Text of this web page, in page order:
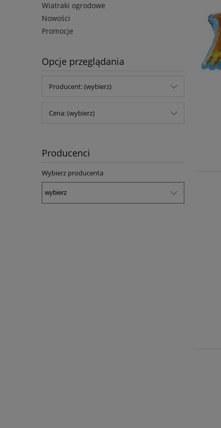
Wiatraki ogrodowe
Nowości
Promocje
Opcje przeglądania
Producent: (wybierz)
Cena: (wybierz)
Producenci
Wybierz producenta